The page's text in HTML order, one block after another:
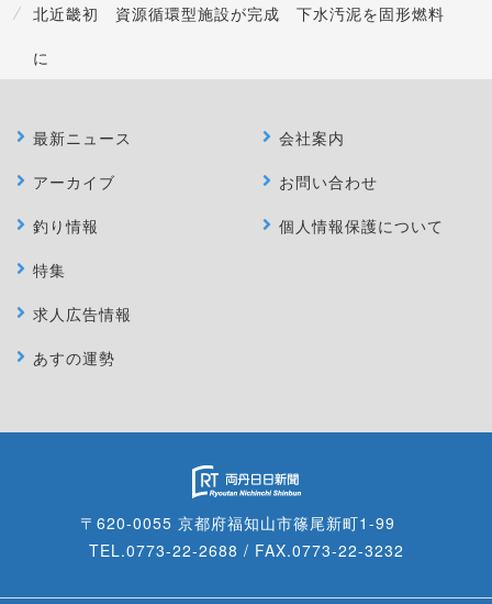
北近畿初 資源循環型施設が完成 下水汚泥を固形燃料
に
最新ニュース
アーカイブ
釣り情報
特集
求人広告情報
あすの運勢
会社案内
お問い合わせ
個人情報保護について
〒620-0055 京都府福知山市篠尾新町1-99
TEL.0773-22-2688 / FAX.0773-22-3232